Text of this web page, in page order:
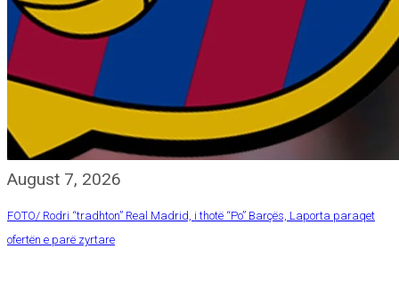
August 7, 2026
FOTO/ Rodri “tradhton” Real Madrid, i thotë “Po” Barçës, Laporta paraqet
ofertën e parë zyrtare